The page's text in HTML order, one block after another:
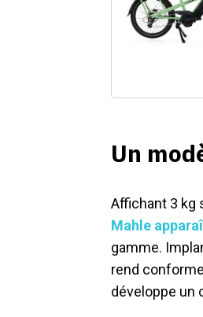
Un
Affichant 3 kg
Mahle
gamme.
rend
développe un